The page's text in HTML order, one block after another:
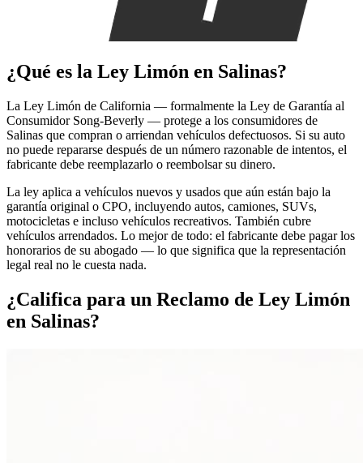
¿Qué es la Ley Limón en Salinas?
La Ley Limón de California — formalmente la Ley de Garantía al
Consumidor Song-Beverly — protege a los consumidores de
Salinas que compran o arriendan vehículos defectuosos. Si su auto
no puede repararse después de un número razonable de intentos, el
fabricante debe reemplazarlo o reembolsar su dinero.
La ley aplica a vehículos nuevos y usados que aún están bajo la
garantía original o CPO, incluyendo autos, camiones, SUVs,
motocicletas e incluso vehículos recreativos. También cubre
vehículos arrendados. Lo mejor de todo: el fabricante debe pagar los
honorarios de su abogado — lo que significa que la representación
legal real no le cuesta nada.
¿Califica para un Reclamo de Ley Limón
en Salinas?